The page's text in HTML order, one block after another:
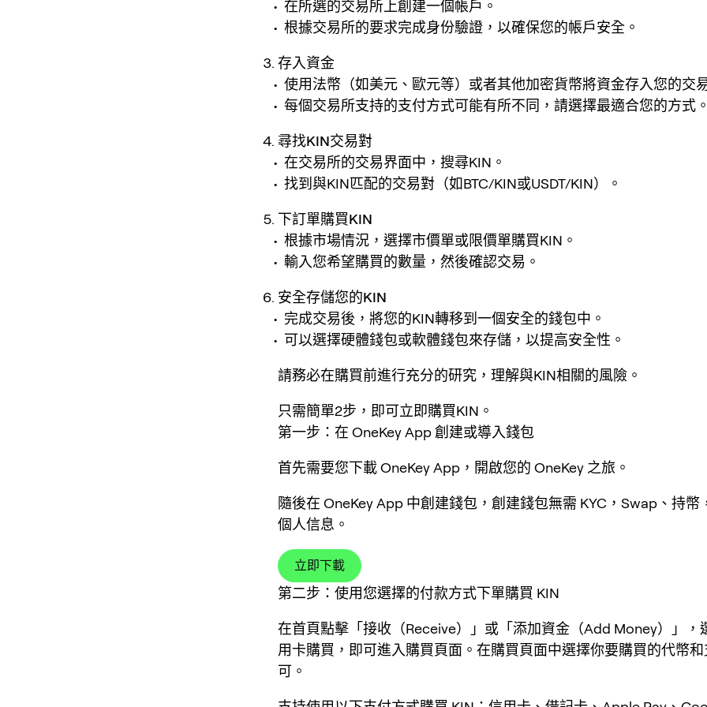
在所選的交易所上創建一個帳戶。
根據交易所的要求完成身份驗證，以確保您的帳戶安全。
存入資金
使用法幣（如美元、歐元等）或者其他加密貨幣將資金存入您的交
每個交易所支持的支付方式可能有所不同，請選擇最適合您的方式。
尋找KIN交易對
在交易所的交易界面中，搜尋KIN。
找到與KIN匹配的交易對（如BTC/KIN或USDT/KIN）。
下訂單購買KIN
根據市場情況，選擇市價單或限價單購買KIN。
輸入您希望購買的數量，然後確認交易。
安全存儲您的KIN
完成交易後，將您的KIN轉移到一個安全的錢包中。
可以選擇硬體錢包或軟體錢包來存儲，以提高安全性。
請務必在購買前進行充分的研究，理解與KIN相關的風險。
只需簡單2步，即可立即購買KIN。
第一步：在 OneKey App 創建或導入錢包
首先需要您下載 OneKey App，開啟您的 OneKey 之旅。
隨後在 OneKey App 中創建錢包，創建錢包無需 KYC，Swap、持幣
個人信息。
立即下載
第二步：使用您選擇的付款方式下單購買 KIN
在首頁點擊「接收（Receive）」或「添加資金（Add Money）」，
用卡購買，即可進入購買頁面。在購買頁面中選擇你要購買的代幣
可。